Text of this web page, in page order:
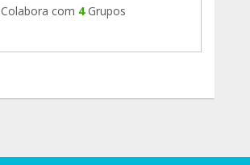
Colabora com 4 Grupos